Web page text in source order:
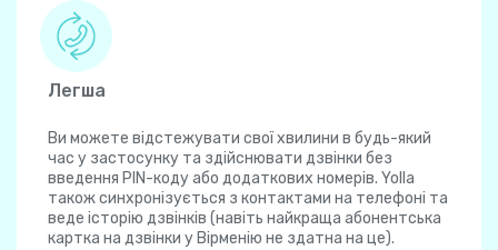
Легша
Ви можете відстежувати свої хвилини в будь-який
час у застосунку та здійснювати дзвінки без
введення PIN-коду або додаткових номерів. Yolla
також синхронізується з контактами на телефоні та
веде історію дзвінків (навіть найкраща абонентська
картка на дзвінки у Вірменію не здатна на це).